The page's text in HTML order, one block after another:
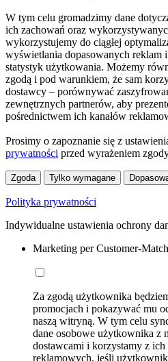
W tym celu gromadzimy dane
ich zachowań oraz
wykorzystujemy do ciągłej
wyświetlania dopasowanych reklam
statystyk użytkowania. Możemy
zgodą i pod warunkiem, że sam
dostawcy – porównywać
zewnętrznych partnerów, aby
pośrednictwem ich kanałów
Prosimy o zapoznanie się z
prywatności przed wyrażeniem
Zgoda Tylko wymagane
Polityka prywatności
Indywidualne ustawienia ochrony
Marketing per Customer-Match
Za zgodą użytkownika
promocjach i pokazywać mu
naszą witryną. W tym celu
dane osobowe użytkownika z
dostawcami i korzystamy z
reklamowych, jeśli